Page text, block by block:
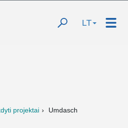
LT
projektai Umdasch